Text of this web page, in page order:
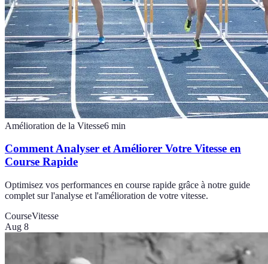
Amélioration de la Vitesse6 min
Comment Analyser et Améliorer Votre Vitesse en
Course Rapide
Optimisez vos performances en course rapide grâce à notre guide
complet sur l'analyse et l'amélioration de votre vitesse.
CourseVitesse
Aug 8